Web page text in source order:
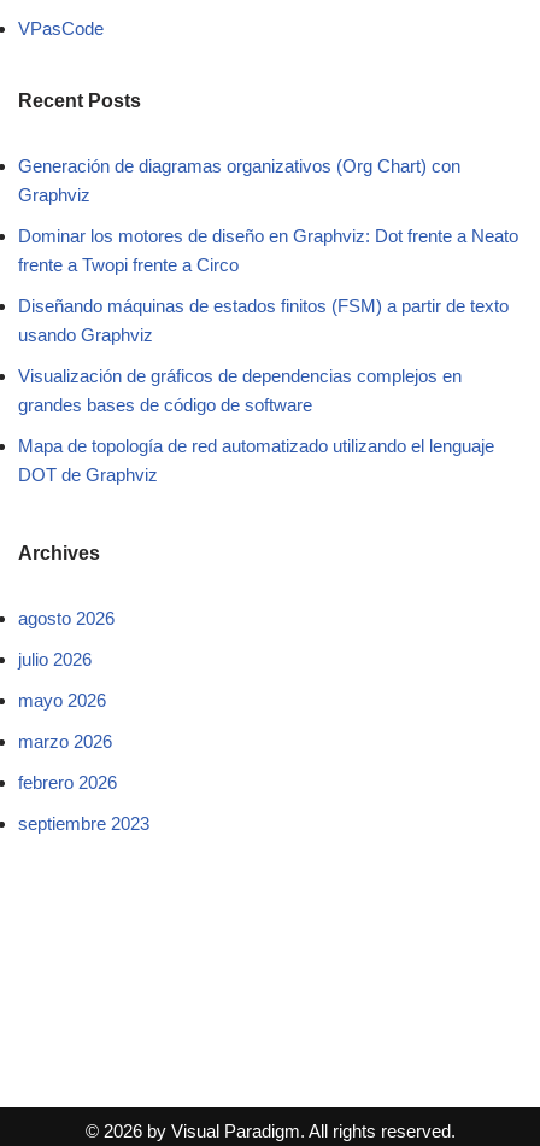
VPasCode
Recent Posts
Generación de diagramas organizativos (Org Chart) con
Graphviz
Dominar los motores de diseño en Graphviz: Dot frente a Neato
frente a Twopi frente a Circo
Diseñando máquinas de estados finitos (FSM) a partir de texto
usando Graphviz
Visualización de gráficos de dependencias complejos en
grandes bases de código de software
Mapa de topología de red automatizado utilizando el lenguaje
DOT de Graphviz
Archives
agosto 2026
julio 2026
mayo 2026
marzo 2026
febrero 2026
septiembre 2023
© 2026 by Visual Paradigm. All rights reserved.